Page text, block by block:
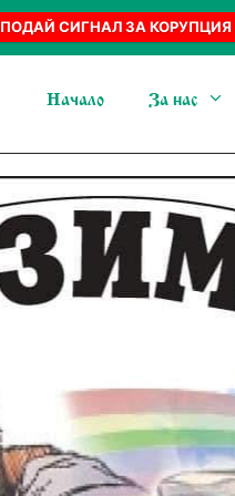
ПОДАЙ СИГНАЛ ЗА КОРУПЦИЯ
Начало За нас